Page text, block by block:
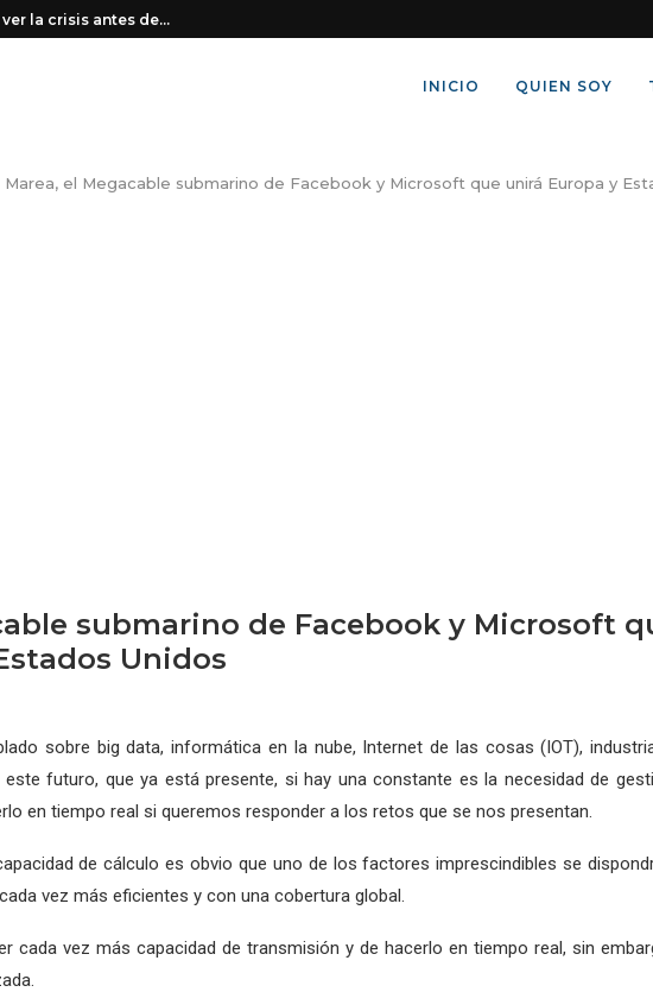
la crisis antes de...
INICIO QUIEN SOY
Marea, el Megacable submarino de Facebook y Microsoft que unirá Europa y
submarino de Facebook y Microsoft
Unidos
sobre big data, informática en la nube, Internet de las cosas (IOT),
futuro, que ya está presente, si hay una constante es la necesidad de
en tiempo real si queremos responder a los retos que se nos presentan.
de cálculo es obvio que uno de los factores imprescindibles se
vez más eficientes y con una cobertura global.
cada vez más capacidad de transmisión y de hacerlo en tiempo real, sin